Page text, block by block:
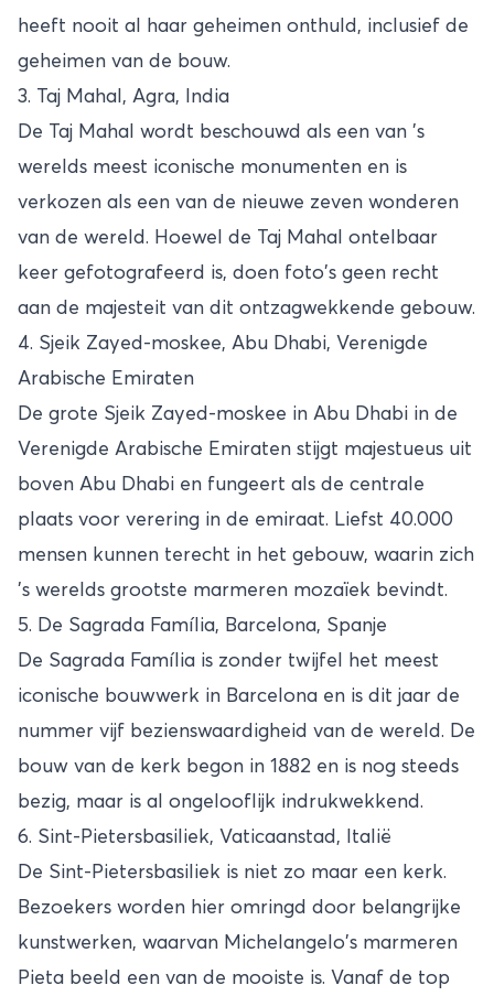
heeft nooit al haar geheimen onthuld, inclusief de
geheimen van de bouw.
3. Taj Mahal, Agra, India
De Taj Mahal wordt beschouwd als een van 's
werelds meest iconische monumenten en is
verkozen als een van de nieuwe zeven wonderen
van de wereld. Hoewel de Taj Mahal ontelbaar
keer gefotografeerd is, doen foto's geen recht
aan de majesteit van dit ontzagwekkende gebouw.
4. Sjeik Zayed-moskee, Abu Dhabi, Verenigde
Arabische Emiraten
De grote Sjeik Zayed-moskee in Abu Dhabi in de
Verenigde Arabische Emiraten stijgt majestueus uit
boven Abu Dhabi en fungeert als de centrale
plaats voor verering in de emiraat. Liefst 40.000
mensen kunnen terecht in het gebouw, waarin zich
's werelds grootste marmeren mozaïek bevindt.
5. De Sagrada Família, Barcelona, Spanje
De Sagrada Família is zonder twijfel het meest
iconische bouwwerk in Barcelona en is dit jaar de
nummer vijf bezienswaardigheid van de wereld. De
bouw van de kerk begon in 1882 en is nog steeds
bezig, maar is al ongelooflijk indrukwekkend.
6. Sint-Pietersbasiliek, Vaticaanstad, Italië
De Sint-Pietersbasiliek is niet zo maar een kerk.
Bezoekers worden hier omringd door belangrijke
kunstwerken, waarvan Michelangelo's marmeren
Pieta beeld een van de mooiste is. Vanaf de top